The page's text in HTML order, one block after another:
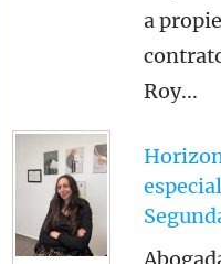
a
Roy...